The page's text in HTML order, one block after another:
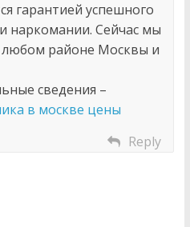
гарантией успешного
наркомании. Сейчас мы
любом районе Москвы и
сведения –
в москве цены
Reply